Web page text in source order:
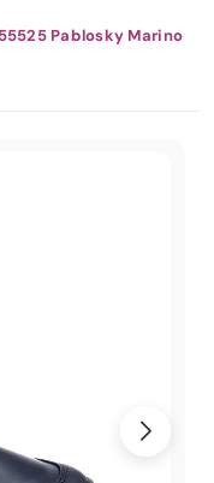
Pablosky Marino